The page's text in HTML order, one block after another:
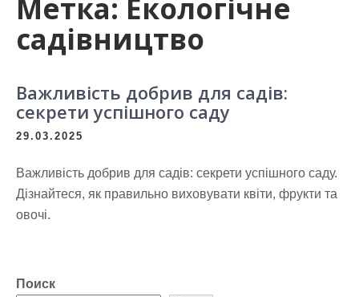
Метка: Екологічне
садівництво
Важливість добрив для садів:
секрети успішного саду
29.03.2025
Важливість добрив для садів: секрети успішного саду.
Дізнайтеся, як правильно виховувати квіти, фрукти та
овочі.
Поиск